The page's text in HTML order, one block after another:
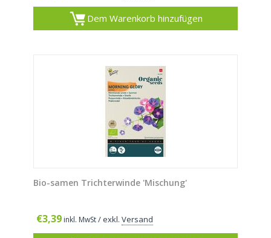
Dem Warenkorb hinzufügen
Bio-samen Trichterwinde 'Mischung'
€3,39 inkl. MwSt/ exkl. Versand